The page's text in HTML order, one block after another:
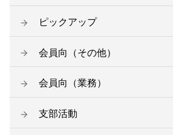
ピックアップ
会員向（その他）
会員向（業務）
支部活動